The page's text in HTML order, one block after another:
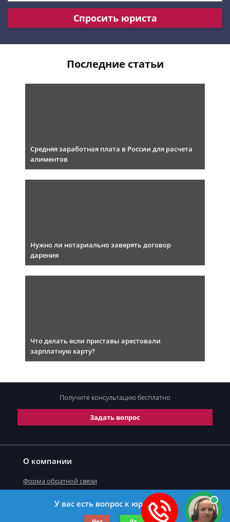
Спросить юриста
Последние статьи
Средняя заработная плата в России для расчета
алиментов
Нужно ли нотариально заверять договор
дарения
Что делать если приставы арестовали
зарплатную карту?
О компании
Форма обратной связи
©2019-2026 Все права защищены.
Задать вопрос
Получите консультациюбесплатно
У вас есть вопрос к юристу?